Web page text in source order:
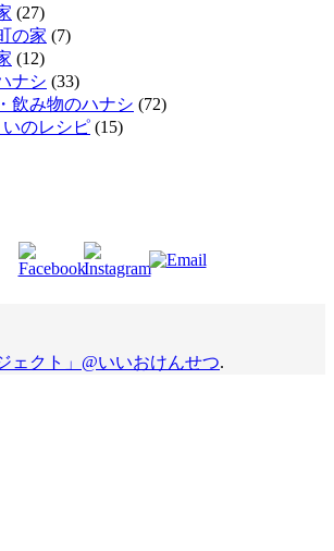
(27)
の家 (7)
(12)
ナシ (33)
飲み物のハナシ (72)
のレシピ (15)
ェクト」@いいおけんせつ.